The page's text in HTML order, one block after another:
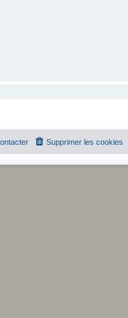
Supprimer les cookies